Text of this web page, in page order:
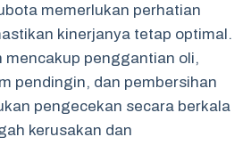
memerlukan perhatian
kinerjanya tetap optimal.
mencakup penggantian oli,
pendingin, dan pembersihan
pengecekan secara berkala
kerusakan dan